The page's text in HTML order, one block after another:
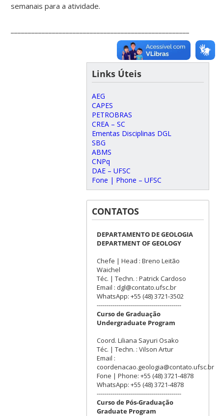
semanais para a atividade.
Links Úteis
AEG
CAPES
PETROBRAS
CREA – SC
Ementas Disciplinas DGL
SBG
ABMS
CNPq
DAE – UFSC
Fone | Phone – UFSC
CONTATOS
DEPARTAMENTO DE GEOLOGIA
DEPARTMENT OF GEOLOGY
Chefe | Head : Breno Leitão
Waichel
Téc. | Techn. : Patrick Cardoso
Email : dgl@contato.ufsc.br
WhatsApp: +55 (48) 3721-3502
-------------------------------------------
Curso de Graduação
Undergraduate Program
Coord. Liliana Sayuri Osako
Téc. | Techn. : Vilson Artur
Email :
coordenacao.geologia@contato.ufsc.br
Fone | Phone: +55 (48) 3721-4878
WhatsApp: +55 (48) 3721-4878
-------------------------------------------
Curso de Pós-Graduação
Graduate Program